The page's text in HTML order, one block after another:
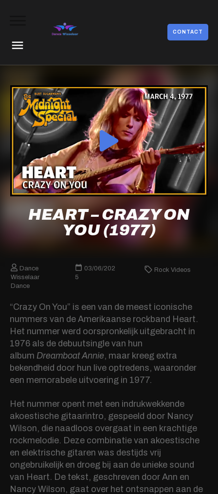
CONTACT
HEART – CRAZY ON
YOU (1977)
Dance
Wisselaar
Dance
03/06/202
5
Rock Videos
“Crazy On You” is een van de meest iconische
nummers van de Amerikaanse rockband Heart.
Het nummer werd oorspronkelijk uitgebracht in
1976 als de debuutsingle van hun
album Dreamboat Annie, maar kreeg extra
bekendheid door hun live optredens, waaronder
een memorabele uitvoering in 1977.
Het nummer opent met een indrukwekkende
akoestische gitaarintro, gespeeld door Nancy
Wilson, die naadloos overgaat in een krachtige
rockmelodie. Deze combinatie van akoestische
en elektrische gitaren was destijds vrij
ongebruikelijk en droeg bij aan de unieke sound
van Heart. De tekst, geschreven door Ann en
Nancy Wilson, gaat over het ontsnappen aan de